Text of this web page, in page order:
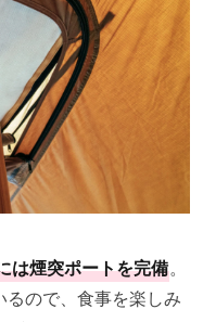
は煙突ポートを完備。
るので、食事を楽しみ